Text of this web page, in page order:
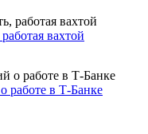
вахтой
работе в Т-Банке